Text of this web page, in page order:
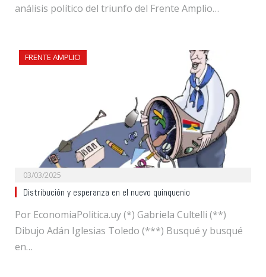
análisis político del triunfo del Frente Amplio…
FRENTE AMPLIO
03/03/2025
Distribución y esperanza en el nuevo quinquenio
Por EconomiaPolitica.uy (*) Gabriela Cultelli (**)
Dibujo Adán Iglesias Toledo (***) Busqué y busqué
en…